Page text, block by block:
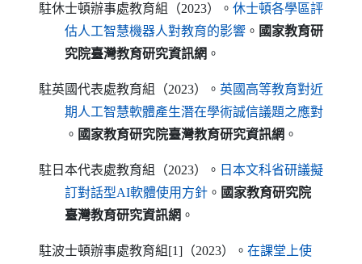
駐休士頓辦事處教育組（2023）。 休士頓各學區評
估人工智慧機器人對教育的影響（另開新視窗）
。 國家教育研
究院臺灣教育研究資訊網 。
駐英國代表處教育組（2023）。 英國高等教育對近
期人工智慧軟體產生潛在學術誠信議題之應對
（另開新視窗）
。 國家教育研究院臺灣教育研究資訊網 。
駐日本代表處教育組（2023）。 日本文科省研議擬
訂對話型AI軟體使用方針（另開新視窗）
。 國家教育研究院
臺灣教育研究資訊網 。
駐波士頓辦事處教育組[1]（2023）。 在課堂上使